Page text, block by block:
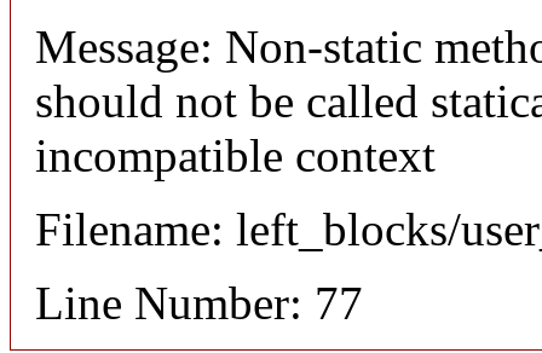
Message: Non-static
should not be called
incompatible context
Filename: left_blocks/
Line Number: 77